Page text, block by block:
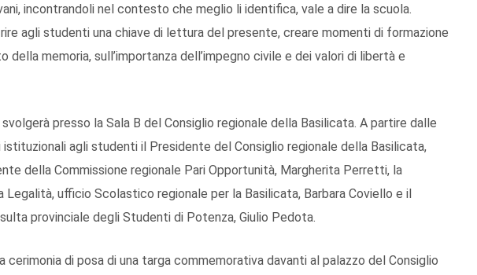
incontrandoli nel contesto che meglio li identifica, vale a dire la scuola.
agli studenti una chiave di lettura del presente, creare momenti di formazione
della memoria, sull’importanza dell’impegno civile e dei valori di libertà e
presso la Sala B del Consiglio regionale della Basilicata. A partire dalle
agli studenti il Presidente del Consiglio regionale della Basilicata,
della Commissione regionale Pari Opportunità, Margherita Perretti, la
ufficio Scolastico regionale per la Basilicata, Barbara Coviello e il
provinciale degli Studenti di Potenza, Giulio Pedota.
cerimonia di posa di una targa commemorativa davanti al palazzo del Consiglio